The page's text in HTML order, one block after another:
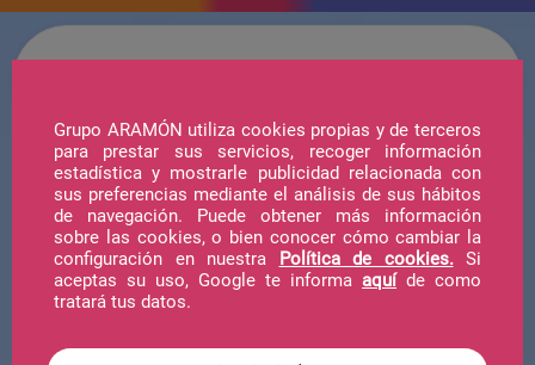
Grupo ARAMÓN utiliza cookies propias y de terceros
para prestar sus servicios, recoger información
estadística y mostrarle publicidad relacionada con
sus preferencias mediante el análisis de sus hábitos
de navegación. Puede obtener más información
sobre las cookies, o bien conocer cómo cambiar la
configuración en nuestra Política de cookies.Si
aceptas su uso, Google te informa aquíde como
tratará tus datos.
Hotel
Telecabina